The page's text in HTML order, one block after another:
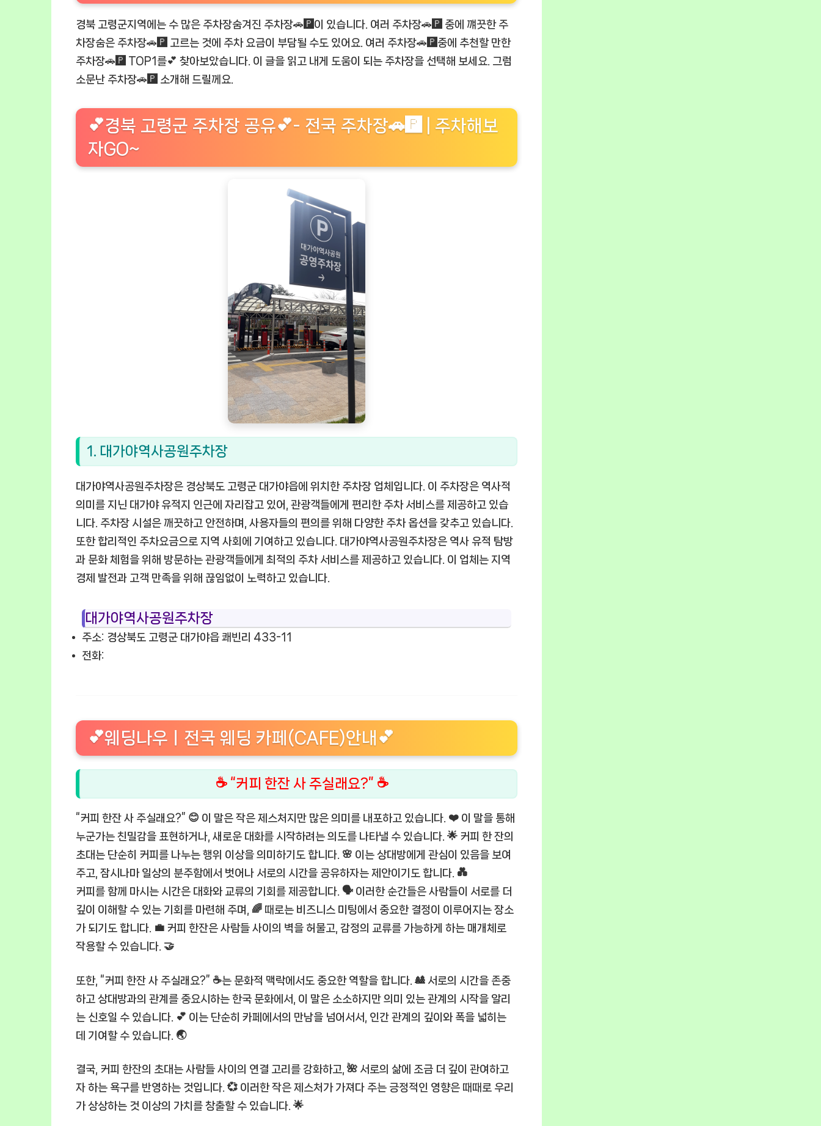
경북 고령군지역에는 수 많은 주차장숨겨진 주차장🚗🅿️이 있습니다. 여러 주차장🚗🅿️ 중에 꺠끗한 주
차장숨은 주차장🚗🅿️ 고르는 것에 주차 요금이 부담될 수도 있어요. 여러 주차장🚗🅿️중에 추천할 만한
주차장🚗🅿️ TOP1를💕 찾아보았습니다. 이 글을 읽고 내게 도움이 되는 주차장을 선택해 보세요. 그럼
소문난 주차장🚗🅿️ 소개해 드릴께요.
💕경북 고령군 주차장 공유💕- 전국 주차장🚗🅿️ | 주차해보
자GO~
1. 대가야역사공원주차장
대가야역사공원주차장은 경상북도 고령군 대가야읍에 위치한 주차장 업체입니다. 이 주차장은 역사적
의미를 지닌 대가야 유적지 인근에 자리잡고 있어, 관광객들에게 편리한 주차 서비스를 제공하고 있습
니다. 주차장 시설은 깨끗하고 안전하며, 사용자들의 편의를 위해 다양한 주차 옵션을 갖추고 있습니다.
또한 합리적인 주차요금으로 지역 사회에 기여하고 있습니다. 대가야역사공원주차장은 역사 유적 탐방
과 문화 체험을 위해 방문하는 관광객들에게 최적의 주차 서비스를 제공하고 있습니다. 이 업체는 지역
경제 발전과 고객 만족을 위해 끊임없이 노력하고 있습니다.
대가야역사공원주차장
주소: 경상북도 고령군 대가야읍 쾌빈리 433-11
전화:
💕웨딩나우ㅣ전국 웨딩 카페(CAFE)안내💕
☕ “커피 한잔 사 주실래요?” ☕
“커피 한잔 사 주실래요?” 😊 이 말은 작은 제스처지만 많은 의미를 내포하고 있습니다. ❤️ 이 말을 통해
누군가는 친밀감을 표현하거나, 새로운 대화를 시작하려는 의도를 나타낼 수 있습니다. 🌟 커피 한 잔의
초대는 단순히 커피를 나누는 행위 이상을 의미하기도 합니다. 🌸 이는 상대방에게 관심이 있음을 보여
주고, 잠시나마 일상의 분주함에서 벗어나 서로의 시간을 공유하자는 제안이기도 합니다. 💑
커피를 함께 마시는 시간은 대화와 교류의 기회를 제공합니다. 🗣️ 이러한 순간들은 사람들이 서로를 더
깊이 이해할 수 있는 기회를 마련해 주며, 🌈 때로는 비즈니스 미팅에서 중요한 결정이 이루어지는 장소
가 되기도 합니다. 💼 커피 한잔은 사람들 사이의 벽을 허물고, 감정의 교류를 가능하게 하는 매개체로
작용할 수 있습니다. 🤝
또한, “커피 한잔 사 주실래요?” ☕는 문화적 맥락에서도 중요한 역할을 합니다. 🎎 서로의 시간을 존중
하고 상대방과의 관계를 중요시하는 한국 문화에서, 이 말은 소소하지만 의미 있는 관계의 시작을 알리
는 신호일 수 있습니다. 💕 이는 단순히 카페에서의 만남을 넘어서서, 인간 관계의 깊이와 폭을 넓히는
데 기여할 수 있습니다. 🌏
결국, 커피 한잔의 초대는 사람들 사이의 연결 고리를 강화하고, 🌺 서로의 삶에 조금 더 깊이 관여하고
자 하는 욕구를 반영하는 것입니다. 💞 이러한 작은 제스처가 가져다 주는 긍정적인 영향은 때때로 우리
가 상상하는 것 이상의 가치를 창출할 수 있습니다. 🌟